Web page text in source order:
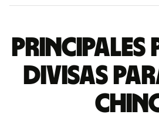
Principales
divisas